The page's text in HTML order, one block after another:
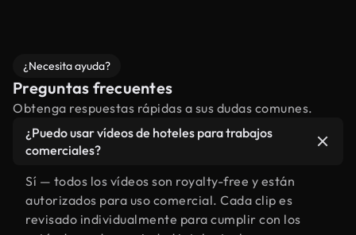
¿Necesita ayuda?
Preguntas frecuentes
Obtenga respuestas rápidas a sus dudas comunes.
¿Puedo usar vídeos de hoteles para trabajos
comerciales?
Sí — todos los vídeos son royalty-free y están
autorizados para uso comercial. Cada clip es
revisado individualmente para cumplir con los